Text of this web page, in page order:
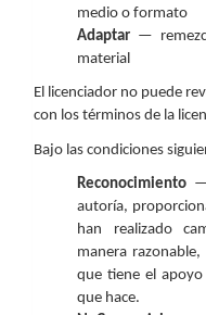
medio o formato
Adaptar —
material
El licenciador no puede
con los términos de la
Bajo las condiciones
Reconocimiento —
autoría,
han realizado
manera
que tiene el
que hace.